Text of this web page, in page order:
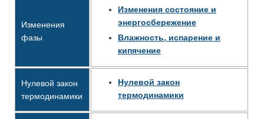
Изменения
фазы
Изменения состояние и
энергосбережение
Влажность, испарение и
кипячение
Нулевой закон
термодинамики
Нулевой закон
термодинамики